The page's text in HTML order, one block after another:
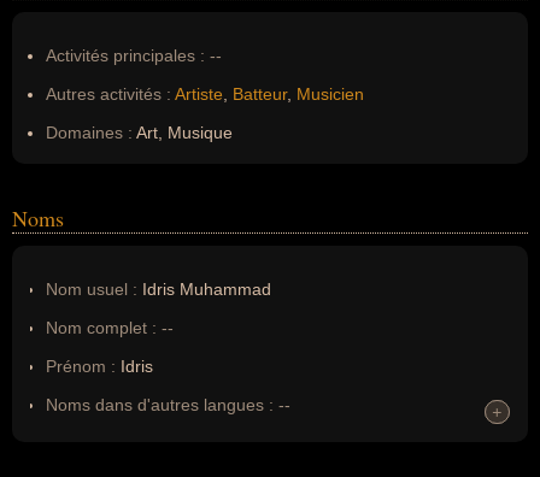
Activités principales : --
Autres activités : Artiste Batteur, Musicien
Domaines : Art, Musique
Noms
Nom usuel : Idris Muhammad
Nom complet : --
Prénom : Idris
Noms dans d'autres langues : --
+
+